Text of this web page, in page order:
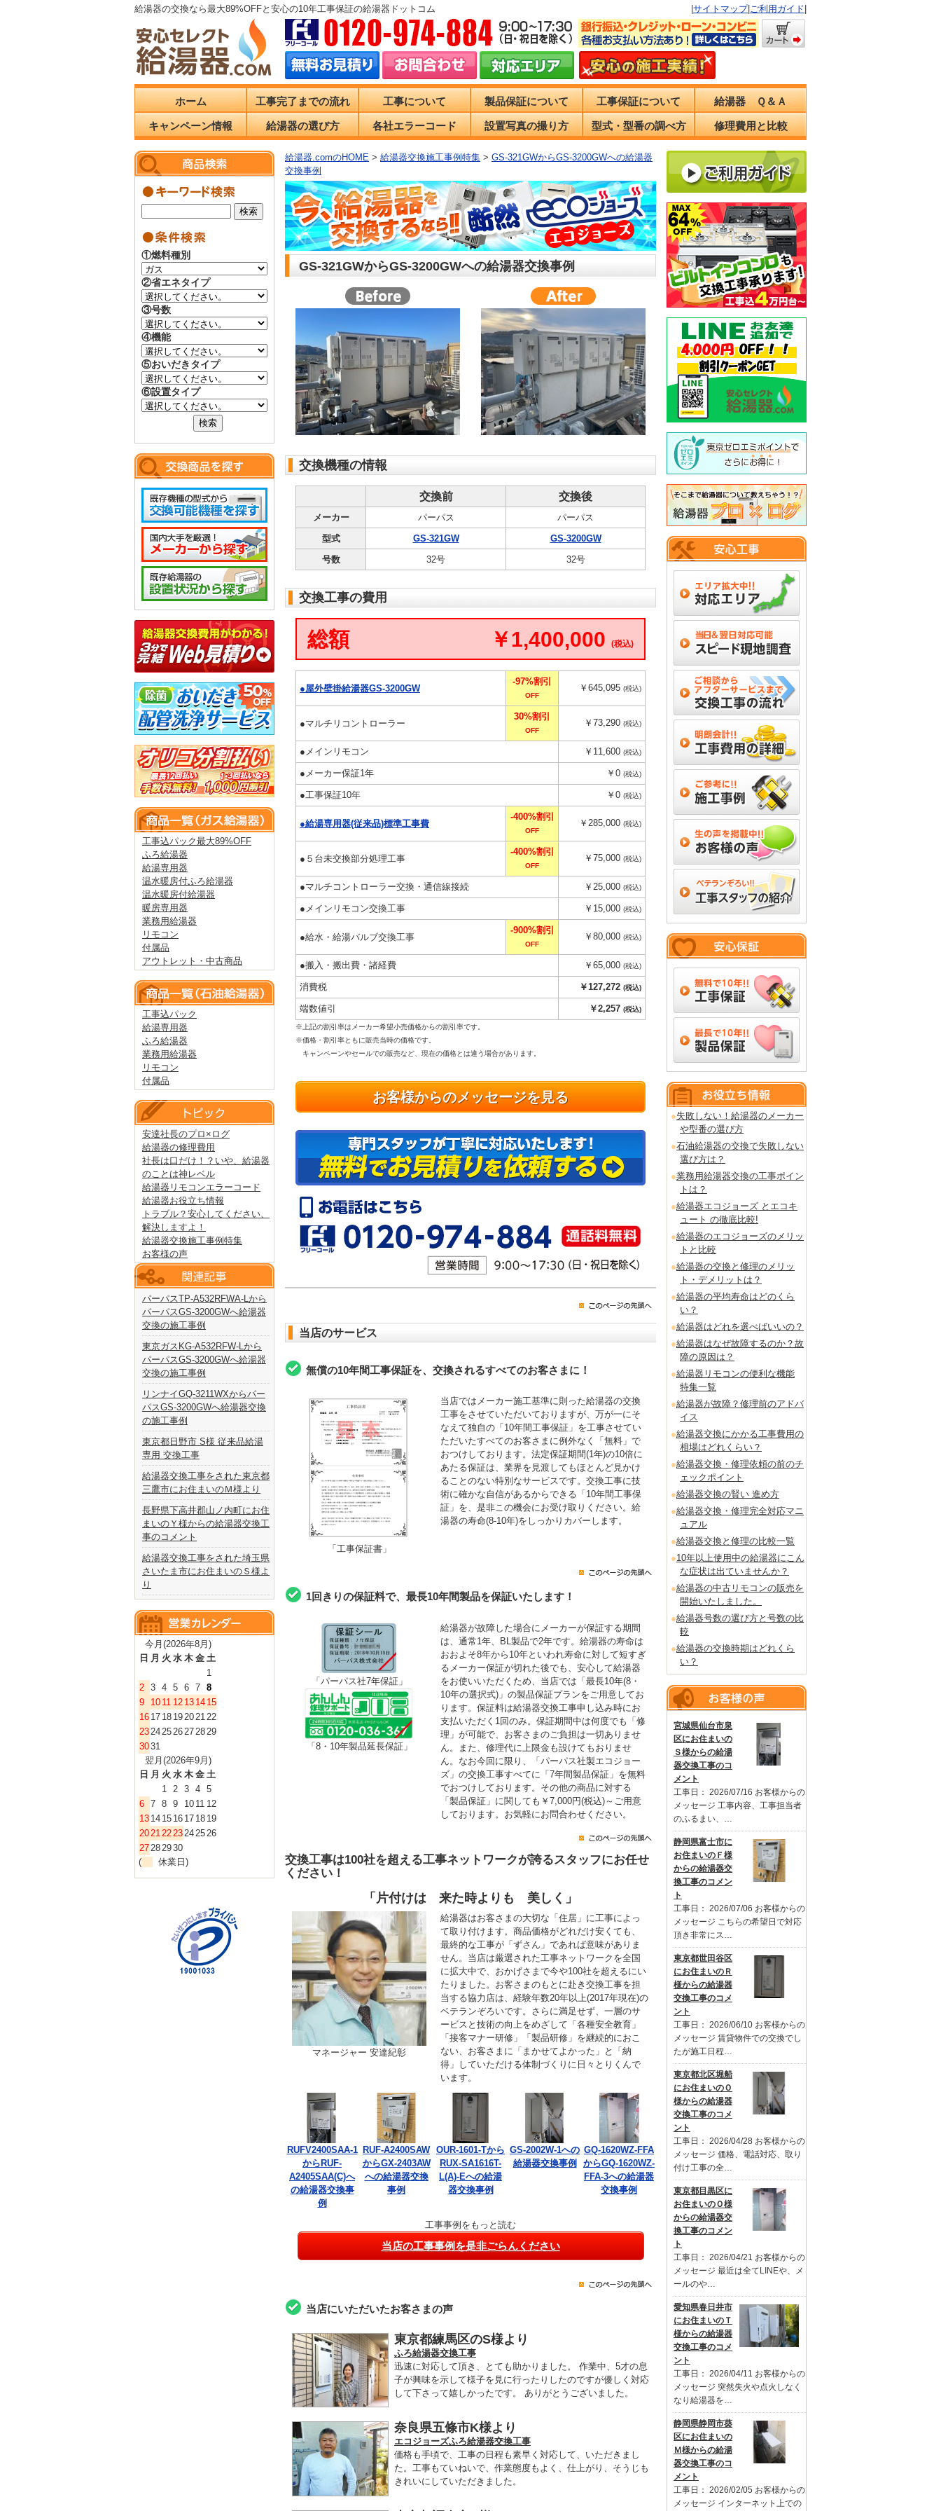
給湯器の交換なら最大89%OFFと安心の10年工事保証の給湯器ドットコム サイトマップ| ご利用ガイド
ホーム 工事完了までの流れ 工事について 製品保証について 工事保証について 給湯器 Ｑ＆Ａ
キャンペーン情報 給湯器の選び方 各社エラーコード 設置写真の撮り方 型式・型番の調べ方 修理費用と比較
①燃料種別
②省エネタイプ
③号数
④機能
⑤おいだきタイプ
⑥設置タイプ
工事込パック最大89%OFF
ふろ給湯器
給湯専用器
温水暖房付ふろ給湯器
温水暖房付給湯器
暖房専用器
業務用給湯器
リモコン
付属品
アウトレット・中古商品
工事込パック
給湯専用器
ふろ給湯器
業務用給湯器
リモコン
付属品
安達社長のプロ×ログ
給湯器の修理費用
社長は口だけ！？いや、給湯器
のことは神レベル
給湯器リモコンエラーコード
給湯器お役立ち情報
トラブル？安心してください、
解決しますよ！
給湯器交換施工事例特集
お客様の声
パーパスTP-A532RFWA-Lから
パーパスGS-3200GWへ給湯器
交換の施工事例
東京ガスKG-A532RFW-Lから
パーパスGS-3200GWへ給湯器
交換の施工事例
リンナイGQ-3211WXからパー
パスGS-3200GWへ給湯器交換
の施工事例
東京都日野市 S様 従来品給湯
専用 交換工事
給湯器交換工事をされた東京都
三鷹市にお住まいのＭ様より
長野県下高井郡山ノ内町にお住
まいのＹ様からの給湯器交換工
事のコメント
給湯器交換工事をされた埼玉県
さいたま市にお住まいのＳ様よ
り
今月(2026年8月)
日 月 火 水 木 金 土
1
2 3 4 5 6 7 8
9
10 11 12 13 14 15
16 17 18 19202122
23242526272829
3031
翌月(2026年9月)
日 月 火 水 木 金 土
1 2 3 4 5
6 7 8 9 10 11 12
13 14 15 16 17 18 19
20212223242526
27282930
(
休業日)
失敗しない！給湯器のメーカー
や型番の選び方
石油給湯器の交換で失敗しない
選び方は？
業務用給湯器交換の工事ポイン
トは？
給湯器エコジョーズ とエコキ
ュート の徹底比較!
給湯器のエコジョーズのメリッ
トと比較
給湯器の交換と修理のメリッ
ト・デメリットは？
給湯器の平均寿命はどのくら
い？
給湯器はどれを選べばいいの？
給湯器はなぜ故障するのか？故
障の原因は？
給湯器リモコンの便利な機能
特集一覧
給湯器が故障？修理前のアドバ
イス
給湯器交換にかかる工事費用の
相場はどれくらい？
給湯器交換・修理依頼の前のチ
ェックポイント
給湯器交換の賢い 進め方
給湯器交換・修理完全対応マニ
ュアル
給湯器交換と修理の比較一覧
10年以上使用中の給湯器にこん
な症状は出ていませんか？
給湯器の中古リモコンの販売を
開始いたしました。
給湯器号数の選び方と号数の比
較
給湯器の交換時期はどれくら
い？
宮城県仙台市泉
区にお住まいの
Ｓ様からの給湯
器交換工事のコ
メント
工事日： 2026/07/16 お客様からの
メッセージ 工事内容、工事担当者
のふるまい、…
静岡県富士市に
お住まいのＦ様
からの給湯器交
換工事のコメン
ト
工事日： 2026/07/06 お客様からの
メッセージ こちらの希望日で対応
頂き非常にス…
東京都世田谷区
にお住まいのＲ
様からの給湯器
交換工事のコメ
ント
工事日： 2026/06/10 お客様からの
メッセージ 賃貸物件での交換でし
たが施工日程…
東京都北区堀船
にお住まいのＯ
様からの給湯器
交換工事のコメ
ント
工事日： 2026/04/28 お客様からの
メッセージ 価格、電話対応、取り
付け工事の全…
東京都目黒区に
お住まいのＯ様
からの給湯器交
換工事のコメン
ト
工事日： 2026/04/21 お客様からの
メッセージ 最近は全てLINEや、メ
ールのや…
愛知県春日井市
にお住まいのＴ
様からの給湯器
交換工事のコメ
ント
工事日： 2026/04/11 お客様からの
メッセージ 突然失火や点火しなく
なり給湯器を…
静岡県静岡市葵
区にお住まいの
Ｍ様からの給湯
器交換工事のコ
メント
工事日： 2026/02/05 お客様からの
メッセージ インターネット上での
給湯器.comのHOME > 給湯器交換施工事例特集 > GS-321GWからGS-3200GWへの給湯器
交換事例
GS-321GWからGS-3200GWへの給湯器交換事例
交換機種の情報
交換前 交換後
メーカー パーパス
パーパス
型式
GS-321GW
GS-3200GW
号数
32号 32号
交換工事の費用
総額 ￥1,400,000 (税込)
●屋外壁掛給湯器GS-3200GW
-97%割引
OFF
￥645,095 (税込)
●マルチリコントローラー
30%割引
OFF
￥73,290 (税込)
●メインリモコン ￥11,600 (税込)
●メーカー保証1年 ￥0 (税込)
●工事保証10年 ￥0 (税込)
●給湯専用器(従来品)標準工事費
-400%割引
OFF
￥285,000 (税込)
●５台未交換部分処理工事
-400%割引
OFF
￥75,000 (税込)
●マルチコントローラー交換・通信線接続 ￥25,000 (税込)
●メインリモコン交換工事 ￥15,000 (税込)
●給水・給湯バルブ交換工事
-900%割引
OFF
￥80,000 (税込)
●搬入・搬出費・諸経費 ￥65,000 (税込)
消費税 ￥127,272 (税込)
端数値引 ￥2,257 (税込)
※上記の割引率はメーカー希望小売価格からの割引率です。
※価格・割引率ともに販売当時の価格です。
キャンペーンやセールでの販売など、現在の価格とは違う場合があります。
お客様からのメッセージを見る
当店のサービス
無償の10年間工事保証を、交換されるすべてのお客さまに！
「工事保証書」
当店ではメーカー施工基準に則った給湯器の交換
工事をさせていただいておりますが、万が一にそ
なえて独自の「10年間工事保証」を工事させてい
ただいたすべてのお客さまに例外なく「無料」で
おつけしております。法定保証期間(1年)の10倍に
あたる保証は、業界を見渡してもほとんど見かけ
ることのない特別なサービスです。交換工事に技
術に確かな自信があるからできる「10年間工事保
証」を、是非この機会にお受け取りください。給
湯器の寿命(8-10年)をしっかりカバーします。
1回きりの保証料で、最長10年間製品を保証いたします！
「パーパス社7年保証」
「8・10年製品延長保証」
給湯器が故障した場合にメーカーが保証する期間
は、通常1年、BL製品で2年です。給湯器の寿命は
おおよそ8年から10年といわれ寿命に対して短すぎ
るメーカー保証が切れた後でも、安心して給湯器
をお使いいただくため、当店では「最長10年(8・
10年の選択式)」の製品保証プランをご用意してお
ります。保証料は給湯器交換工事申し込み時にお
支払いただく1回のみ。保証期間中は何度でも「修
理」が可能で、お客さまのご負担は一切ありませ
ん。また、修理代に上限金も設けてもおりませ
ん。なお今回に限り、「パーパス社製エコジョー
ズ」の交換工事すべてに「7年間製品保証」を無料
でおつけしております。その他の商品に対する
「製品保証」に関しても￥7,000円(税込)～ご用意
しております。お気軽にお問合わせください。
交換工事は100社を超える工事ネットワークが誇るスタッフにお任せ
ください！
「片付けは 来た時よりも 美しく」
マネージャー 安達紀彰
給湯器はお客さまの大切な「住居」に工事によっ
て取り付けます。商品価格がどれだけ安くても、
最終的な工事が「ずさん」であれば意味がありま
せん。当店は厳選された工事ネットワークを全国
に拡大中で、おかげさまで今や100社を超えるにい
たりました。お客さまのもとに赴き交換工事を担
当する協力店は、経験年数20年以上(2017年現在)の
ベテランぞろいです。さらに満足せず、一層のサ
ービスと技術の向上をめざして「各種安全教育」
「接客マナー研修」「製品研修」を継続的におこ
ない、お客さまに「まかせてよかった」と「納
得」していただける体制づくりに日々とりくんで
います。
RUFV2400SAA-1
からRUF-
A2405SAA(C)へ
の給湯器交換事
例
RUF-A2400SAW
からGX-2403AW
への給湯器交換
事例
OUR-1601-Tから
RUX-SA1616T-
L(A)-Eへの給湯
器交換事例
GS-2002W-1への
給湯器交換事例
GQ-1620WZ-FFA
からGQ-1620WZ-
FFA-3への給湯器
交換事例
工事事例をもっと読む
当店の工事事例を是非ごらんください
当店にいただいたお客さまの声
東京都練馬区のS様より
ふろ給湯器交換工事
迅速に対応して頂き、とても助かりました。 作業中、5才の息
子が興味を示して様子を見に行ったりしたのですが優しく対応
して下さって嬉しかったです。 ありがとうございました。
奈良県五條市K様より
エコジョーズふろ給湯器交換工事
価格も手頃で、工事の日程も素早く対応して、いただきまし
た。工事もていねいで、作業態度もよく、仕上がり、そうじも
きれいにしていただきました。